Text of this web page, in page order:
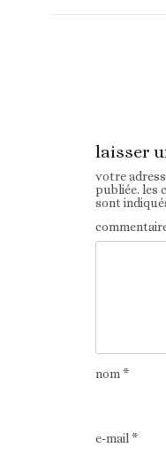
laisser
votre
publiée. les
sont
nom*
e-mail*